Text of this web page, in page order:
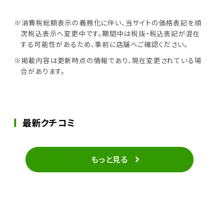
※消費税総額表示の義務化に伴い、当サイトの価格表記を順
次税込表示へ変更中です。期間中は税抜・税込表記が混在
する可能性があるため、事前に店舗へご確認ください。
※掲載内容は更新時点の情報であり、現在変更されている場
合があります。
最新クチコミ
もっと見る